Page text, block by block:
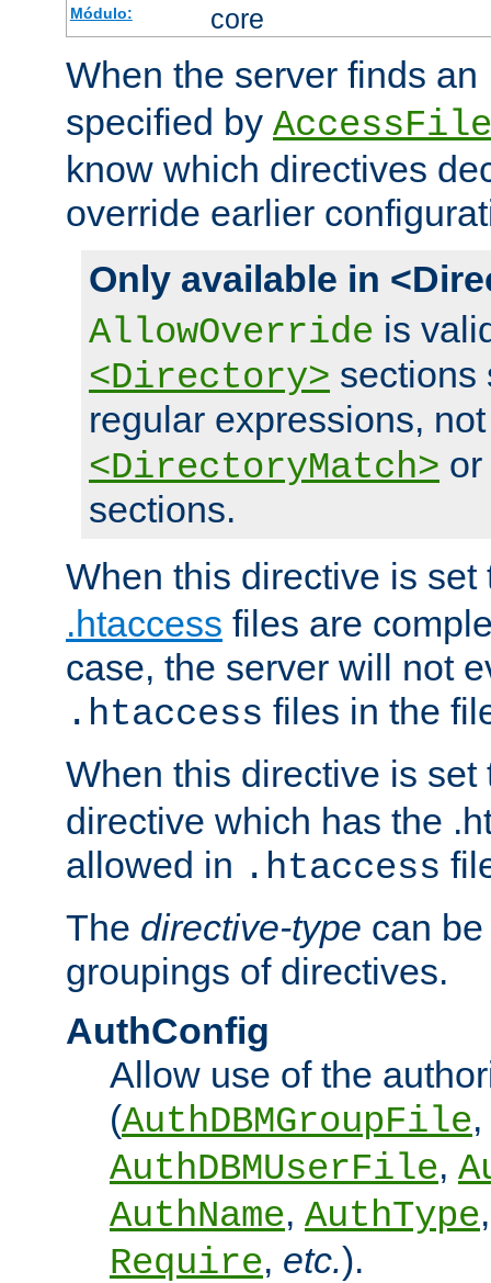
Módulo: core
When the server finds an
specified by
know which directives
override earlier
Only available in
AllowOverride is
<Directory> sections
regular expressions,
<DirectoryMatch> or
sections.
When this directive is
.htaccess files are
case, the server will not
.htaccess files in the
When this directive is
directive which has the
allowed in .htaccess
The directive-type can
groupings of directives.
AuthConfig
Allow use of the
(AuthDBMGroupFile,
AuthDBMUserFile,
AuthName, AuthType
Require, etc.).